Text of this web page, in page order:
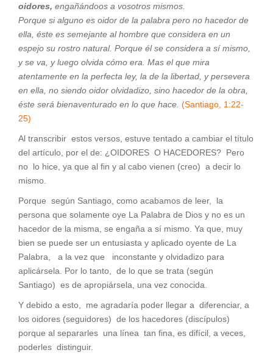
oidores, engañándoos a vosotros mismos.
Porque si alguno es oidor de la palabra pero no hacedor de
ella, éste es semejante al hombre que considera en un
espejo su rostro natural. Porque él se considera a sí mismo,
y se va, y luego olvida cómo era. Mas el que mira
atentamente en la perfecta ley, la de la libertad, y persevera
en ella, no siendo oidor olvidadizo, sino hacedor de la obra,
éste será bienaventurado en lo que hace. (Santiago, 1:22-
25)
Al transcribir estos versos, estuve tentado a cambiar el título
del artículo, por el de: ¿OIDORES O HACEDORES? Pero
no lo hice, ya que al fin y al cabo vienen (creo) a decir lo
mismo.
Porque según Santiago, como acabamos de leer, la
persona que solamente oye La Palabra de Dios y no es un
hacedor de la misma, se engaña a sí mismo. Ya que, muy
bien se puede ser un entusiasta y aplicado oyente de La
Palabra, a la vez que inconstante y olvidadizo para
aplicársela. Por lo tanto, de lo que se trata (según
Santiago) es de apropiársela, una vez conocida.
Y debido a esto, me agradaría poder llegar a diferenciar, a
los oidores (seguidores) de los hacedores (discípulos)
porque al separarles una línea tan fina, es difícil, a veces,
poderles distinguir.